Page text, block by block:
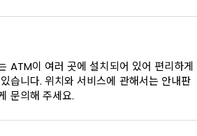
ATM이 여러 곳에 설치되어 있어 편리하게
습니다. 위치와 서비스에 관해서는 안내판
문의해 주세요.